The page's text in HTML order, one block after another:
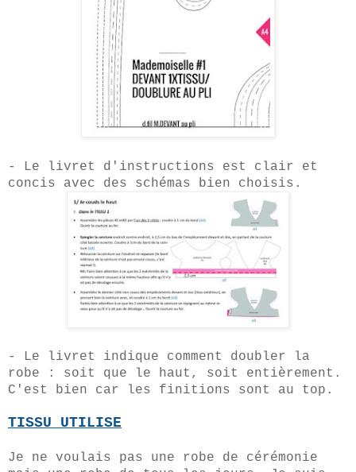
- Le livret d'instructions est clair et
concis avec des schémas bien choisis.
- Le livret indique comment doubler la
robe : soit que le haut, soit entièrement.
C'est bien car les finitions sont au top.
TISSU UTILISE
Je ne voulais pas une robe de cérémonie